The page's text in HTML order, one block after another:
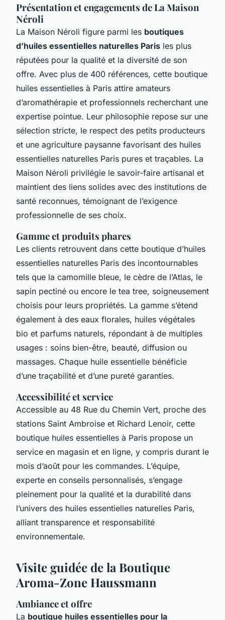
Présentation et engagements de La Maison
Néroli
La Maison Néroli figure parmi les boutiques
d’huiles essentielles naturelles Paris les plus
réputées pour la qualité et la diversité de son
offre. Avec plus de 400 références, cette boutique
huiles essentielles à Paris attire amateurs
d’aromathérapie et professionnels recherchant une
expertise pointue. Leur philosophie repose sur une
sélection stricte, le respect des petits producteurs
et une agriculture paysanne favorisant des huiles
essentielles naturelles Paris pures et traçables. La
Maison Néroli privilégie le savoir-faire artisanal et
maintient des liens solides avec des institutions de
santé reconnues, témoignant de l’exigence
professionnelle de ses choix.
Gamme et produits phares
Les clients retrouvent dans cette boutique d’huiles
essentielles naturelles Paris des incontournables
tels que la camomille bleue, le cèdre de l’Atlas, le
sapin pectiné ou encore le tea tree, soigneusement
choisis pour leurs propriétés. La gamme s’étend
également à des eaux florales, huiles végétales
bio et parfums naturels, répondant à de multiples
usages : soins bien-être, beauté, diffusion ou
massages. Chaque huile essentielle bénéficie
d’une traçabilité et d’une pureté garanties.
Accessibilité et service
Accessible au 48 Rue du Chemin Vert, proche des
stations Saint Ambroise et Richard Lenoir, cette
boutique huiles essentielles à Paris propose un
service en magasin et en ligne, y compris durant le
mois d’août pour les commandes. L’équipe,
experte en conseils personnalisés, s’engage
pleinement pour la qualité et la durabilité dans
l’univers des huiles essentielles naturelles Paris,
alliant transparence et responsabilité
environnementale.
Visite guidée de la Boutique
Aroma-Zone Haussmann
Ambiance et offre
La boutique huiles essentielles pour la